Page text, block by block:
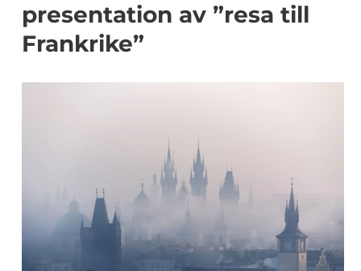
presentation av ”resa till
Frankrike”